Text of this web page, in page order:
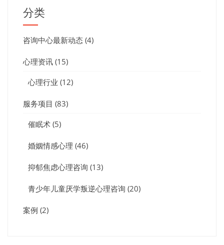
分类
咨询中心最新动态 (4)
心理资讯 (15)
心理行业 (12)
服务项目 (83)
催眠术 (5)
婚姻情感心理 (46)
抑郁焦虑心理咨询 (13)
青少年儿童厌学叛逆心理咨询 (20)
案例 (2)